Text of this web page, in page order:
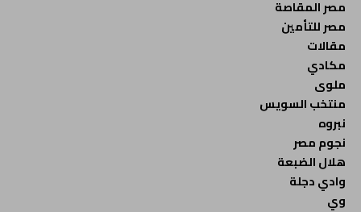
مصر المقاصة
مصر للتأمين
مقالات
مكادي
ملوى
منتخب السويس
نبروه
نجوم مصر
هلال الضبعة
وادي دجلة
وي